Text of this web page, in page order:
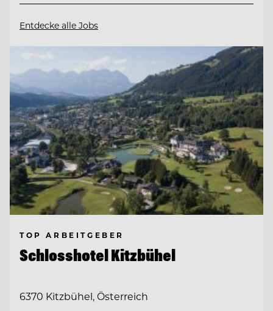
Entdecke alle Jobs
TOP ARBEITGEBER
Schlosshotel Kitzbühel
6370 Kitzbühel, Österreich